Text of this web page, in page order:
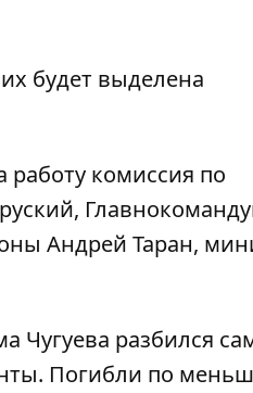
будет выделена
работу комиссия по
Андрей Таран,
Чугуева разбился
Погибли по